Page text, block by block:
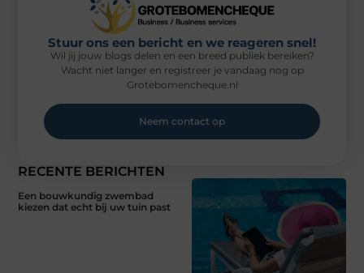
RECENTE BERICHTEN
Een bouwkundig zwembad
kiezen dat echt bij uw tuin past
Stuur ons een bericht en we reageren snel!
Wil jij jouw blogs delen en een breed publiek bereiken?
Wacht niet langer en registreer je vandaag nog op
Grotebomencheque.nl
Neem contact op